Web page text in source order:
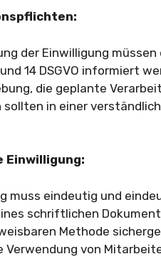
der Einwilligung
14 DSGVO informiert
die geplante
in einer
Einwilligung:
muss eindeutig und
schriftlichen
Methode
Verwendung von